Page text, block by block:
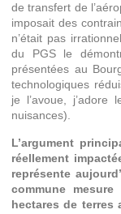
de transfert de
imposait des
n’était pas
du PGS le
présentées au
technologiques
je l’avoue, j’adore
nuisances).
L’argument
réellement
représente
commune
hectares de terres